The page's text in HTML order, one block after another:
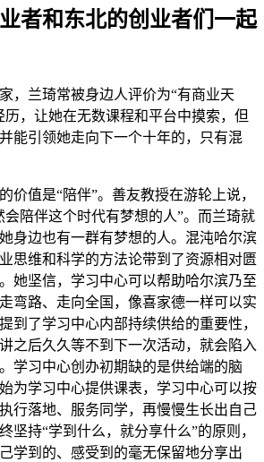
者和东北的创业者们一起
，兰琦常被身边人评价为“有商业天
历，让她在无数课程和平台中摸索，但
能引领她走向下一个十年的，只有混
价值是“陪伴”。善友教授在游轮上说，
会陪伴这个时代有梦想的人”。而兰琦就
身边也有一群有梦想的人。混沌哈尔滨
思维和科学的方法论带到了资源相对匮
她坚信，学习中心可以帮助哈尔滨乃至
弯路、走向全国，像喜家德一样可以实
到了学习中心内部持续供给的重要性，
之后久久等不到下一次活动，就会陷入
学习中心创办初期缺的是供给端的脑
为学习中心提供课表，学习中心可以按
行落地、服务同学，再慢慢生长出自己
坚持“学到什么，就分享什么”的原则，
学到的、感受到的毫无保留地分享出